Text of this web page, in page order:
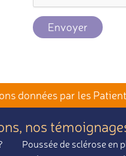
Envoyer
données par les
nos
Poussée de sclérose en